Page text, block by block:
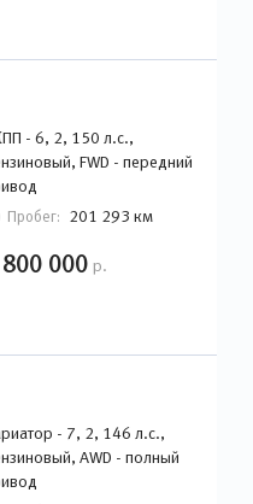
АКПП - 6, 2, 150 л.с.,
Пробег: 201 293 км
1 800 000
Вариатор - 7, 2, 146 л.с.,
Пробег: 167 109 км
1 759 000